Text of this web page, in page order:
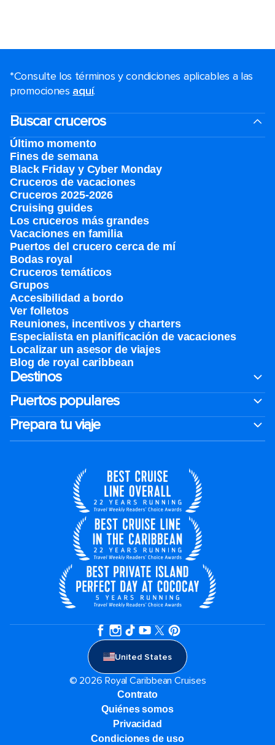
*Consulte los términos y condiciones aplicables a las
promociones aquí.
Buscar cruceros
Último momento
Fines de semana
Black Friday y Cyber Monday
Cruceros de vacaciones
Cruceros 2025-2026
Cruising guides
Los cruceros más grandes
Vacaciones en familia
Puertos del crucero cerca de mí
Bodas royal
Cruceros temáticos
Grupos
Accesibilidad a bordo
Ver folletos
Reuniones, incentivos y charters​
Especialista en planificación de vacaciones
Localizar un asesor de viajes
Blog de royal caribbean
Destinos
Puertos populares
Prepara tu viaje
United States
© 2026 Royal Caribbean Cruises
Contrato
Quiénes somos
Privacidad
Condiciones de uso